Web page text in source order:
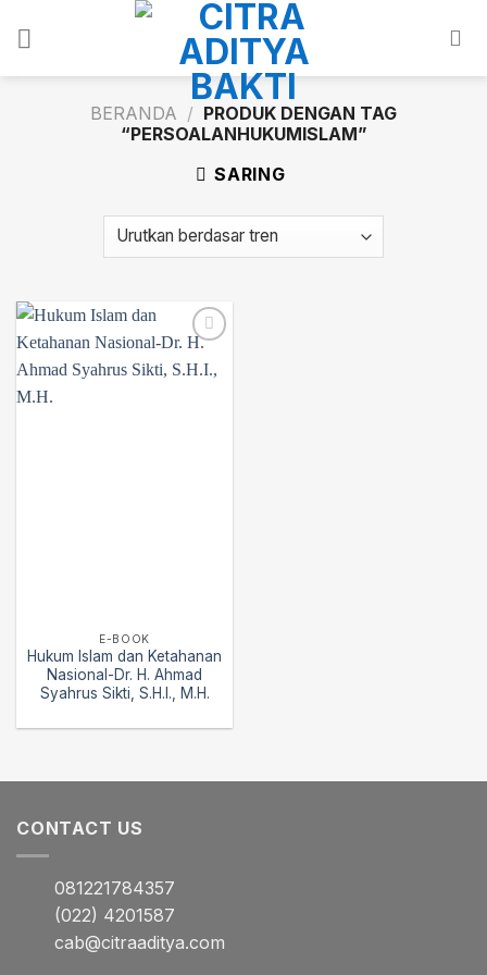
BERANDA / PRODUK DENGAN TAG
“PERSOALANHUKUMISLAM”
SARING
E-BOOK
Hukum Islam dan Ketahanan
Nasional-Dr. H. Ahmad
Syahrus Sikti, S.H.I., M.H.
CONTACT US
081221784357
(022) 4201587
cab@citraaditya.com